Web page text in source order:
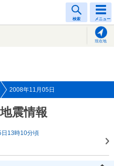
検索 メニュー
現在地
2008年11月05日
震情報
13時10分頃